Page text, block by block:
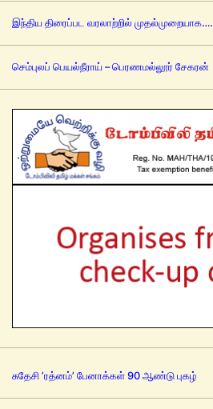
இந்திய திரைப்பட வரலாற்றில் முதல்முறையாக….
செம்புலப் பெயல்நீராய் – பெரணமல்லூர் சேகரன்
சுதேசி ’ரத்னம்’ பேனாக்கள் 90 ஆண்டு புகழ்